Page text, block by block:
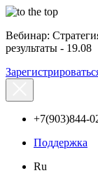
Вебинар:
результаты - 19.08
+7(903)844-
Поддержка
Ru